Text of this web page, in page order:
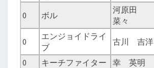
0 ボル
河原田
菜々
0
エンジョイドライ
ブ
古川 吉洋
0 キーチファイター 幸 英明